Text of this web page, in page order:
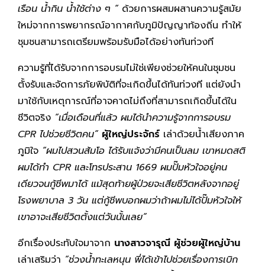
เรือน น้ำกิน น้ำใช้ต่าง ๆ “ด้วยการผสมผสานความรู้สมัย
ใหม่จากการพยากรณ์อากาศกับภูมิปัญญาท้องถิ่น ทำให้
ชุมชนสามารถเตรียมพร้อมรับมือได้อย่างทันท่วงที
ความรู้ที่ได้รับจากการอบรมไม่ใช่เพียงช่วยให้คนในชุมชน
ตั้งรับและจัดการภัยพิบัติที่จะเกิดขึ้นได้ทันท่วงที แต่ยังนำ
มาใช้กับเหตุการณ์ที่อาจคาดไม่ถึงที่สามารถเกิดขึ้นได้ใน
ชีวิตจริง “เมื่อเดือนที่แล้ว ผมได้นำความรู้จากการอบรม
CPR ไปช่วยชีวิตคน” ผู้ใหญ่ประจักร์ เล่าด้วยน้ำเสียงภาค
ภูมิใจ “ผมไปสวนส้มโอ ได้รับแจ้งว่ามีคนเป็นลม เขาหมดสติ
ผมได้ทำ CPR และโทรประสาน 1669 ผมปั๊มหัวใจอยู่คน
เดียวจนกู้ชีพมาได้ แม้สุดท้ายผู้ป่วยจะเสียชีวิตหลังจากอยู่
โรงพยาบาล 3 วัน แต่กู้ชีพบอกผมว่าถ้าผมไม่ได้ปั๊มหัวใจให้
เขาอาจะเสียชีวิตตั้งแต่วันนั้นเลย”
อีกเรื่องประทับใจมาจาก นางสาวจารุณี ผู้ช่วยผู้ใหญ่บ้าน
เล่าเสริมว่า “ช่วงน้ำทะเลหนุน พี่ได้เข้าไปช่วยเรื่องการเบิก